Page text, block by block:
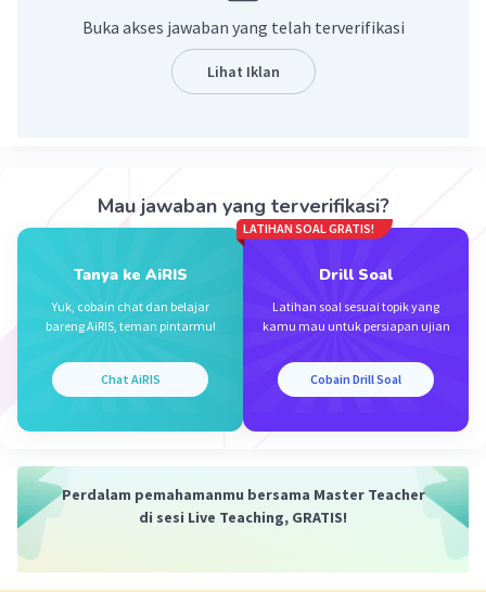
·0.0
Iklan
Buka akses jawaban yang telah terverifikasi
Lihat Iklan
Mau jawaban yang terverifikasi?
Tanya ke AiRIS
Yuk, cobain chat dan belajar
bareng AiRIS, teman pintarmu!
Chat AiRIS
LATIHAN SOAL GRATIS!
Drill Soal
Latihan soal sesuai topik yang
kamu mau untuk persiapan ujian
Cobain Drill Soal
Perdalam pemahamanmu bersama Master Teacher
di sesi Live Teaching, GRATIS!